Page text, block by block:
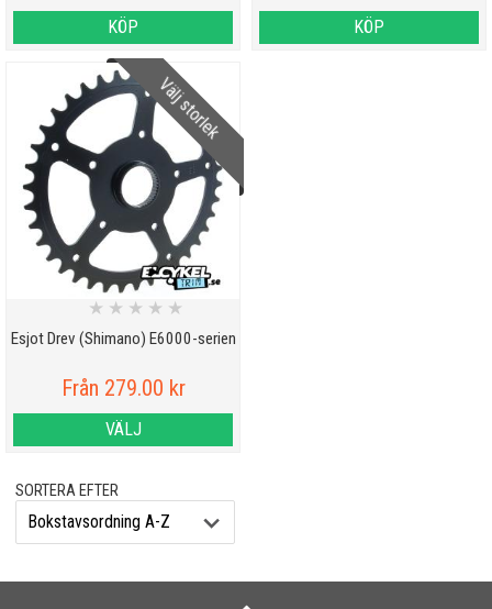
KÖP KÖP
Välj storlek
Esjot Drev (Shimano) E6000-serien
★ ★ ★ ★ ★
Från 279.00 kr
VÄLJ
SORTERA EFTER